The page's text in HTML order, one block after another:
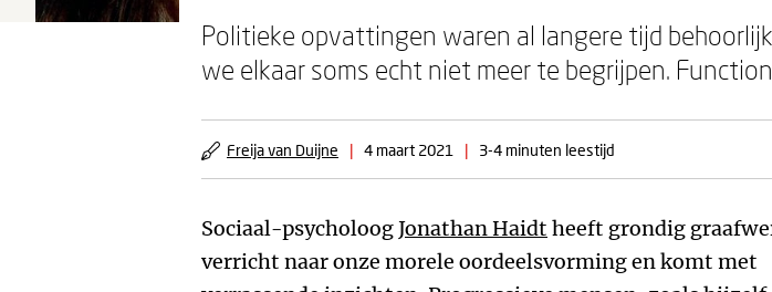
Politieke opvattingen waren al langere tijd
we elkaar soms echt niet meer te begrijpen.
Freija van Duijne | 4 maart 2021 | 3-4 minuten leestijd
Sociaal-psycholoogJonathan Haidt heeft grondig
verricht naar onze morele oordeelsvorming en komt met